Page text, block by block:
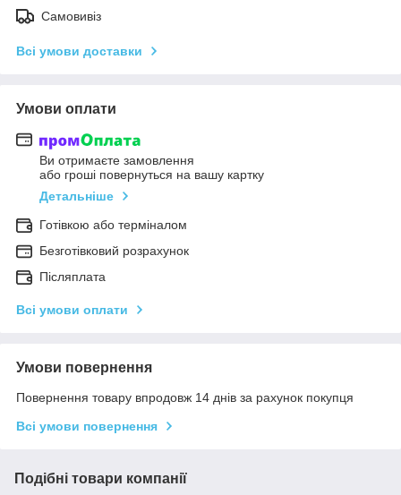
Самовивіз
Всі умови доставки
Умови оплати
Ви отримаєте замовлення
або гроші повернуться на вашу картку
Детальніше
Готівкою або терміналом
Безготівковий розрахунок
Післяплата
Всі умови оплати
Умови повернення
Повернення товару впродовж 14 днів за рахунок покупця
Всі умови повернення
Подібні товари компанії